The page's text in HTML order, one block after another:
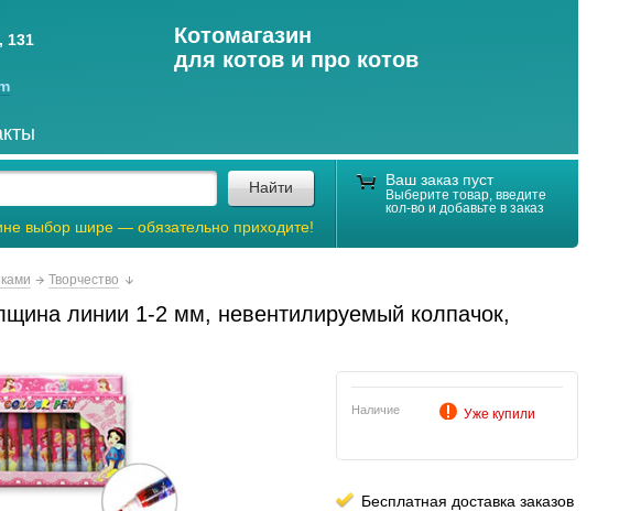
131
Котомагазин
для котов и про котов
Ваш заказ пуст
Выберите товар, введите
кол-во и добавьте в заказ
Найти
выбор шире — обязательно приходите!
Творчество
линии 1-2 мм, невентилируемый колпачок,
Наличие Уже купили
Бесплатная доставка заказов